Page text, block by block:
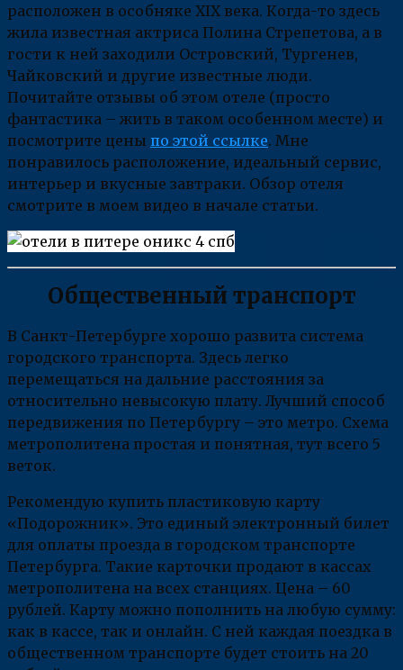
расположен в особняке XIX века. Когда-то здесь
жила известная актриса Полина Стрепетова, а в
гости к ней заходили Островский, Тургенев,
Чайковский и другие известные люди.
Почитайте отзывы об этом отеле (просто
фантастика – жить в таком особенном месте) и
посмотрите цены по этой ссылке. Мне
понравилось расположение, идеальный сервис,
интерьер и вкусные завтраки. Обзор отеля
смотрите в моем видео в начале статьи.
Общественный транспорт
В Санкт-Петербурге хорошо развита система
городского транспорта. Здесь легко
перемещаться на дальние расстояния за
относительно невысокую плату. Лучший способ
передвижения по Петербургу – это метро. Схема
метрополитена простая и понятная, тут всего 5
веток.
Рекомендую купить пластиковую карту
«Подорожник». Это единый электронный билет
для оплаты проезда в городском транспорте
Петербурга. Такие карточки продают в кассах
метрополитена на всех станциях. Цена – 60
рублей. Карту можно пополнить на любую сумму:
как в кассе, так и онлайн. С ней каждая поездка в
общественном транспорте будет стоить на 20